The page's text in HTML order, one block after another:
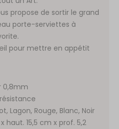
propose de sortir le grand
porte-serviettes à
pour mettre en appétit
0,8mm
Lagon, Rouge, Blanc, Noir
haut. 15,5 cm x prof. 5,2